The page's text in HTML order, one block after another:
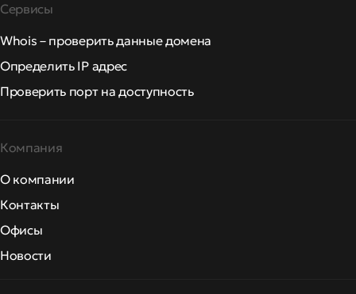
Сервисы
Whois – проверить данные домена
Определить IP адрес
Проверить порт на доступность
Компания
О компании
Контакты
Офисы
Новости